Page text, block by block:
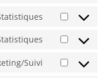
service
Consent
automattic
Consent
Suivi
Consent